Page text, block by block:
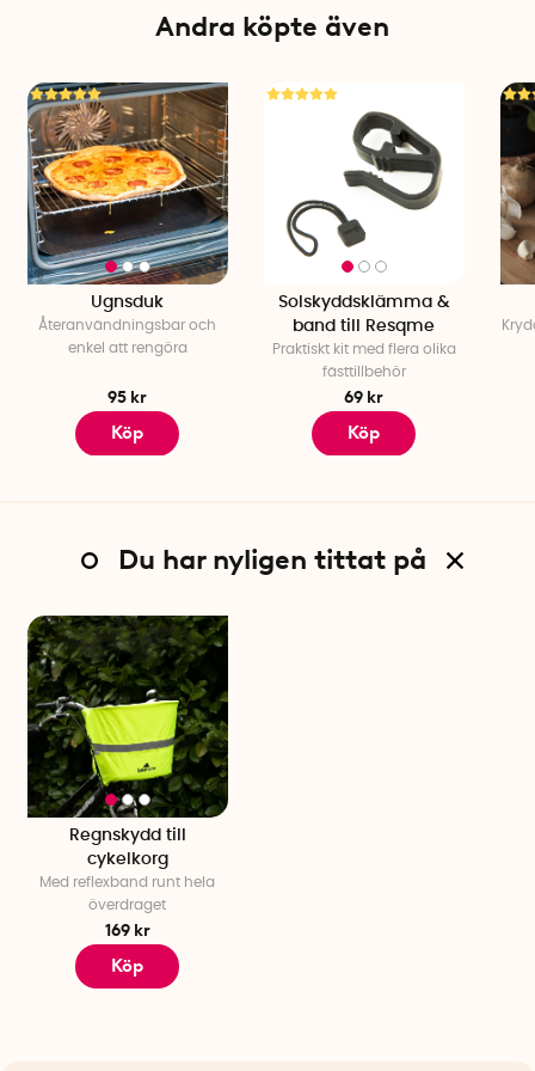
Andra köpte även
Ugnsduk
Återanvändningsbar och
enkel att rengöra
95 kr
Köp
Solskyddsklämma &
band till Resqme
Praktiskt kit med flera olika
fästtillbehör
69 kr
Köp
Du har nyligen tittat på
Regnskydd till
cykelkorg
Med reflexband runt hela
överdraget
169 kr
Köp